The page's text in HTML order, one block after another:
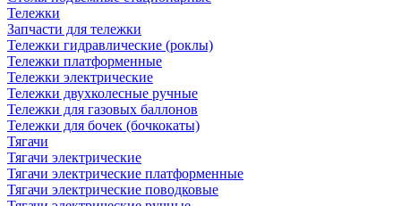
Тележки
Запчасти для тележки
Тележки гидравлические (роклы)
Тележки платформенные
Тележки электрические
Тележки двухколесные ручные
Тележки для газовых баллонов
Тележки для бочек (бочкокаты)
Тягачи
Тягачи электрические
Тягачи электрические платформенные
Тягачи электрические поводковые